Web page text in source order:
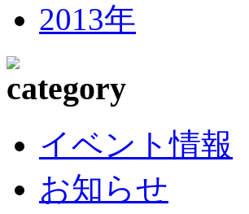
2013年
イベント情報
お知らせ